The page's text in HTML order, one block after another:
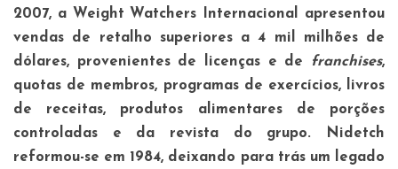
2007, a Weight Watchers Internacional apresentou
vendas de retalho superiores a 4 mil milhões de
dólares, provenientes de licenças e de franchises,
quotas de membros, programas de exercícios, livros
de receitas, produtos alimentares de porções
controladas e da revista do grupo. Nidetch
reformou-se em 1984, deixando para trás um legado